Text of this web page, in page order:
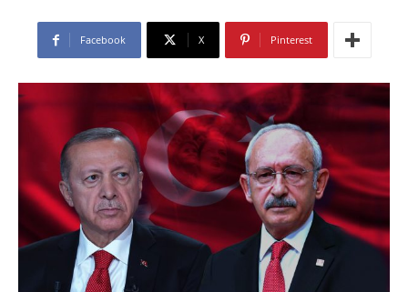
Facebook X Pinterest